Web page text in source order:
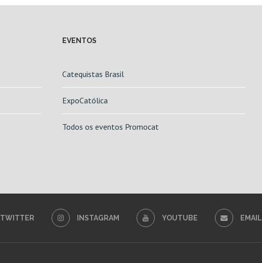
EVENTOS
Catequistas Brasil
ExpoCatólica
Todos os eventos Promocat
TWITTER INSTAGRAM YOUTUBE EMAIL